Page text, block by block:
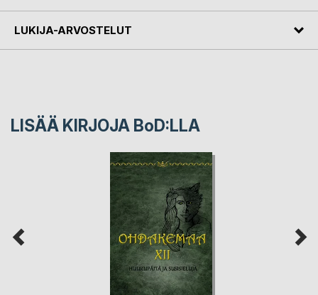
LUKIJA-ARVOSTELUT
LISÄÄ KIRJOJA BoD:LLA